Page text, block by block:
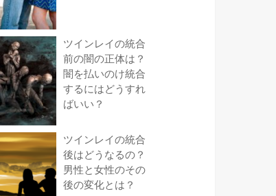
ツインレイの統合
前の闇の正体は？
闇を払いのけ統合
するにはどうすれ
ばいい？
ツインレイの統合
後はどうなるの？
男性と女性のその
後の変化とは？